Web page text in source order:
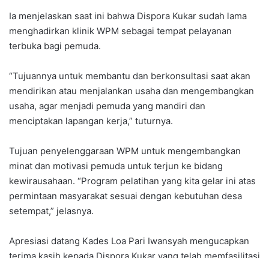
Ia menjelaskan saat ini bahwa Dispora Kukar sudah lama
menghadirkan klinik WPM sebagai tempat pelayanan
terbuka bagi pemuda.
“Tujuannya untuk membantu dan berkonsultasi saat akan
mendirikan atau menjalankan usaha dan mengembangkan
usaha, agar menjadi pemuda yang mandiri dan
menciptakan lapangan kerja,” tuturnya.
Tujuan penyelenggaraan WPM untuk mengembangkan
minat dan motivasi pemuda untuk terjun ke bidang
kewirausahaan. “Program pelatihan yang kita gelar ini atas
permintaan masyarakat sesuai dengan kebutuhan desa
setempat,” jelasnya.
Apresiasi datang Kades Loa Pari Iwansyah mengucapkan